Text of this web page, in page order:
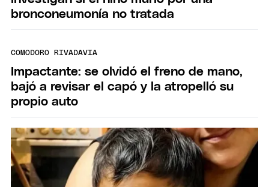
bronconeumonía no tratada
COMODORO RIVADAVIA
Impactante: se olvidó el freno de mano,
bajó a revisar el capó y la atropelló su
propio auto